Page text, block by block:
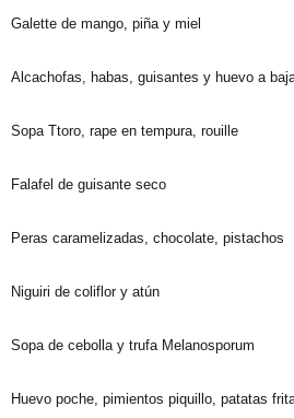
Galette de mango, piña y miel
Alcachofas, habas, guisantes y huevo a
Sopa Ttoro, rape en tempura, rouille
Falafel de guisante seco
Peras caramelizadas, chocolate, pistachos
Niguiri de coliflor y atún
Sopa de cebolla y trufa Melanosporum
Huevo poche, pimientos piquillo, patatas